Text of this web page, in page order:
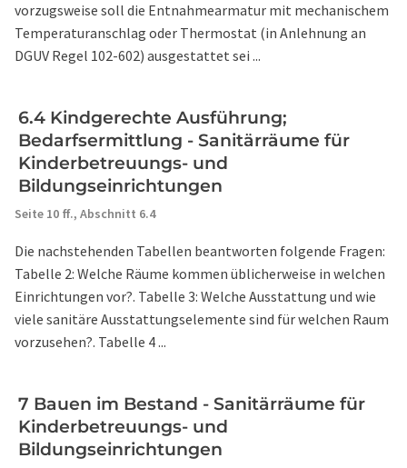
vorzugsweise soll die Entnahmearmatur mit mechanischem
Temperaturanschlag oder Thermostat (in Anlehnung an
DGUV Regel 102-602) ausgestattet sei ...
6.4 Kindgerechte Ausführung;
Bedarfsermittlung - Sanitärräume für
Kinderbetreuungs- und
Bildungseinrichtungen
Seite 10 ff., Abschnitt 6.4
Die nachstehenden Tabellen beantworten folgende Fragen:
Tabelle 2: Welche Räume kommen üblicherweise in welchen
Einrichtungen vor?. Tabelle 3: Welche Ausstattung und wie
viele sanitäre Ausstattungselemente sind für welchen Raum
vorzusehen?. Tabelle 4 ...
7 Bauen im Bestand - Sanitärräume für
Kinderbetreuungs- und
Bildungseinrichtungen